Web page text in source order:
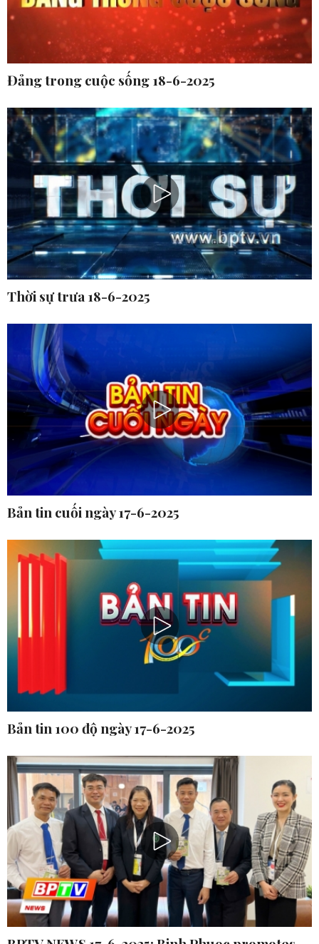
Đảng trong cuộc sống 18-6-2025
Thời sự trưa 18-6-2025
Bản tin cuối ngày 17-6-2025
Bản tin 100 độ ngày 17-6-2025